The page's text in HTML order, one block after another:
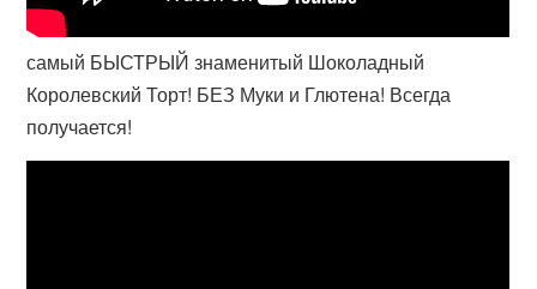
самый БЫСТРЫЙ знаменитый Шоколадный
Королевский Торт! БЕЗ Муки и Глютена! Всегда
получается!